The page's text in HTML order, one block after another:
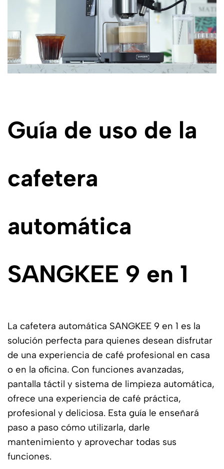
Guía de uso de la
cafetera
automática
SANGKEE 9 en 1
La cafetera automática SANGKEE 9 en 1 es la
solución perfecta para quienes desean disfrutar
de una experiencia de café profesional en casa
o en la oficina. Con funciones avanzadas,
pantalla táctil y sistema de limpieza automática,
ofrece una experiencia de café práctica,
profesional y deliciosa. Esta guía le enseñará
paso a paso cómo utilizarla, darle
mantenimiento y aprovechar todas sus
funciones.